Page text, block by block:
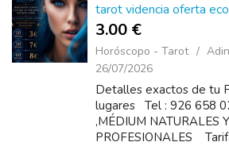
tarot videncia oferta
3.00 €
Horóscopo - Tarot
26/07/2026
Detalles exactos de tu
lugares Tel : 926 658
,MÉDIUM NATURALES
PROFESIONALES